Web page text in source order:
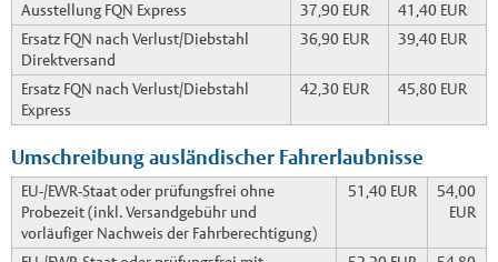
Ausstellung FQN Express
37,90 EUR
41,40 EUR
Ersatz FQN nach Verlust/Diebstahl
Direktversand
36,90 EUR 39,40 EUR
Ersatz FQN nach Verlust/Diebstahl
Express
42,30 EUR 45,80 EUR
Umschreibung ausländischer Fahrerlaubnisse
EU-/EWR-Staat oder prüfungsfrei ohne
Probezeit (inkl. Versandgebühr und
vorläufiger Nachweis der Fahrberechtigung)
51,40 EUR
54,00
EUR